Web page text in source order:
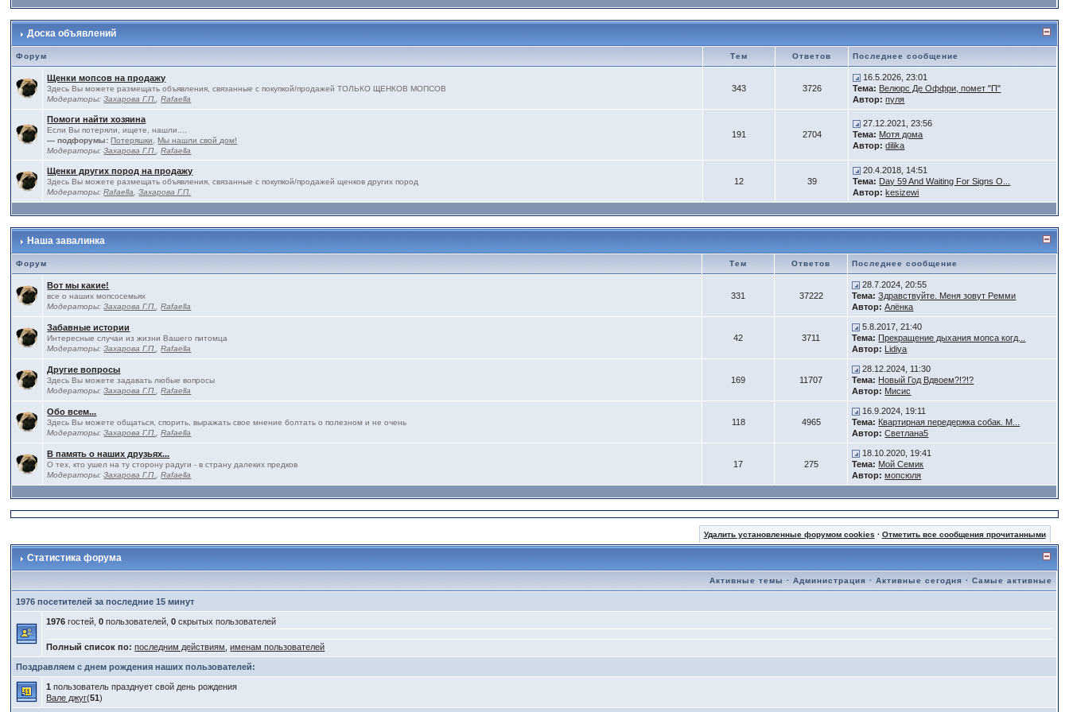
Доска объявлений
Форум Тем Ответов Последнее сообщение
Щенки мопсов на продажу
Здесь Вы можете размещать объявления, связанные с покупкой/продажей ТОЛЬКО ЩЕНКОВ МОПСОВ
Модераторы:Захарова Г.П. ,Rafaella
343 3726
16.5.2026, 23:01
Тема: Велюрс Де Оффри, помет "П"
Автор: пуля
Помоги найти хозяина
Если Вы потеряли, ищете, нашли....
— подфорумы: Потеряшки ,Мы нашли свой дом!
Модераторы:Захарова Г.П. ,Rafaella
191 2704
27.12.2021, 23:56
Тема: Мотя дома
Автор: dilika
Щенки других пород на продажу
Здесь Вы можете размещать объявления, связанные с покупкой/продажей щенков других пород
Модераторы:Rafaella ,Захарова Г.П.
12 39
20.4.2018, 14:51
Тема: Day 59 And Waiting For Signs O...
Автор: kesizewi
Наша завалинка
Форум Тем Ответов Последнее сообщение
Вот мы какие!
все о наших мопсосемьях
Модераторы:Захарова Г.П. ,Rafaella
331 37222
28.7.2024, 20:55
Тема: Здравствуйте. Меня зовут Ремми
Автор: Алёнка
Забавные истории
Интересные случаи из жизни Вашего питомца
Модераторы:Захарова Г.П. ,Rafaella
42 3711
5.8.2017, 21:40
Тема: Прекращение дыхания мопса когд...
Автор: Lidiya
Другие вопросы
Здесь Вы можете задавать любые вопросы
Модераторы:Захарова Г.П. ,Rafaella
169 11707
28.12.2024, 11:30
Тема: Новый Год Вдвоем?!?!?
Автор: Мисис
Обо всем...
Здесь Вы можете общаться, спорить, выражать свое мнение болтать о полезном и не очень
Модераторы:Захарова Г.П. ,Rafaella
118 4965
16.9.2024, 19:11
Тема: Квартирная передержка собак. М...
Автор: Светлана5
В память о наших друзьях...
О тех, кто ушел на ту сторону радуги - в страну далеких предков
Модераторы:Захарова Г.П. ,Rafaella
17 275
18.10.2020, 19:41
Тема: Мой Семик
Автор: мопсюля
Удалить установленные форумом cookies · Отметить все сообщения прочитанными
Статистика форума
Активные темы ·Администрация ·Активные сегодня ·Самые активные
1976 посетителей за последние 15 минут
1976 гостей,0 пользователей,0 скрытых пользователей
Полный список по: последним действиям ,именам пользователей
Поздравляем с днем рождения наших пользователей:
1 пользователь празднует свой день рождения
Вале джуг(51)